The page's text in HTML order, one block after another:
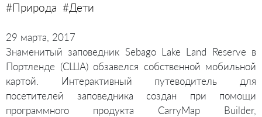
#Природа #Дети
29 марта, 2017
Знаменитый заповедник Sebago Lake Land Reserve в
Портленде (США) обзавелся собственной мобильной
картой. Интерактивный путеводитель для
посетителей заповедника создан при помощи
программного продукта CarryMap Builder,